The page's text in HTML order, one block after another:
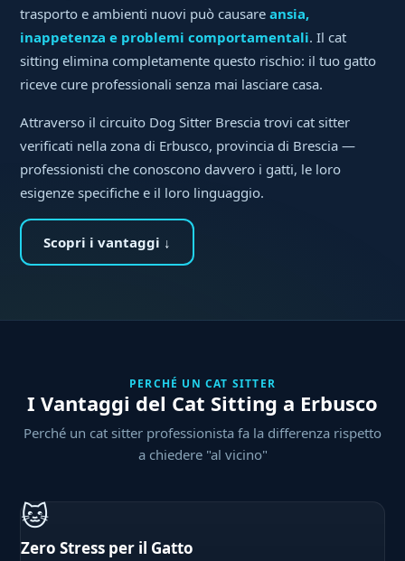
trasporto e ambienti nuovi può causareansia,
inappetenza e problemi comportamentali. Il cat
sitting elimina completamente questo rischio: il tuo gatto
riceve cure professionali senza mai lasciare casa.
Attraverso il circuito Dog Sitter Brescia trovi cat sitter
verificati nella zona di Erbusco, provincia di Brescia —
professionisti che conoscono davvero i gatti, le loro
esigenze specifiche e il loro linguaggio.
Scopri i vantaggi ↓
PERCHÉ UN CAT SITTER
I Vantaggi del Cat Sitting a Erbusco
Perché un cat sitter professionista fa la differenza rispetto
a chiedere "al vicino"
🐱
Zero Stress per il Gatto